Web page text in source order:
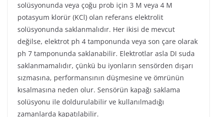
solüsyonunda veya çoğu prob için 3 M veya 4 M
potasyum klorür (KCl) olan referans elektrolit
solüsyonunda saklanmalıdır. Her ikisi de mevcut
değilse, elektrot ph 4 tamponunda veya son çare olarak
ph 7 tamponunda saklanabilir. Elektrotlar asla DI suda
saklanmamalıdır, çünkü bu iyonların sensörden dışarı
sızmasına, performansının düşmesine ve ömrünün
kısalmasına neden olur. Sensörün kapağı saklama
solüsyonu ile doldurulabilir ve kullanılmadığı
zamanlarda kapatılabilir.